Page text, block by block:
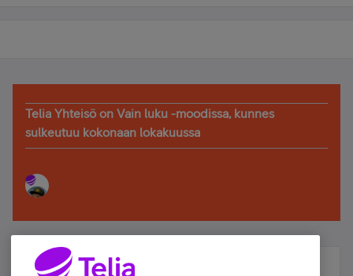
Telia Yhteisö on Vain luku -moodissa, kunnes
sulkeutuu kokonaan lokakuussa